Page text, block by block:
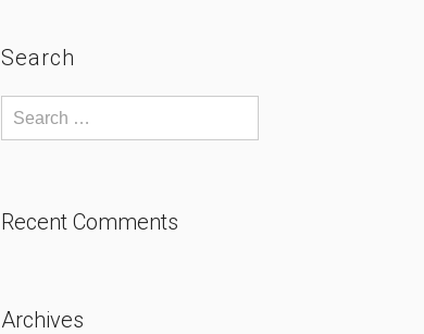
Search
Recent Comments
Archives